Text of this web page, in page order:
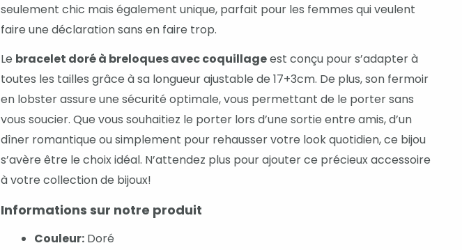
seulement chic mais également unique, parfait pour les femmes qui veulent
faire une déclaration sans en faire trop.
Le bracelet doré à breloques avec coquillageest conçu pour s’adapter à
toutes les tailles grâce à sa longueur ajustable de 17+3cm. De plus, son fermoir
en lobster assure une sécurité optimale, vous permettant de le porter sans
vous soucier. Que vous souhaitiez le porter lors d’une sortie entre amis, d’un
dîner romantique ou simplement pour rehausser votre look quotidien, ce bijou
s’avère être le choix idéal. N’attendez plus pour ajouter ce précieux accessoire
à votre collection de bijoux!
Informations sur notre produit
Couleur: Doré